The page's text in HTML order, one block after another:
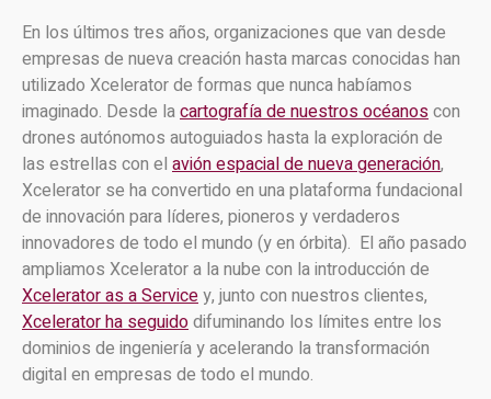
En los últimos tres años, organizaciones que van desde
empresas de nueva creación hasta marcas conocidas han
utilizado Xcelerator de formas que nunca habíamos
imaginado. Desde lacartografía de nuestros océanoscon
drones autónomos autoguiados hasta la exploración de
las estrellas con el avión espacial de nueva generación,
Xcelerator se ha convertido en una plataforma fundacional
de innovación para líderes, pioneros y verdaderos
innovadores de todo el mundo (y en órbita). El año pasado
ampliamos Xcelerator a la nube con la introducción de
Xcelerator as a Servicey, junto con nuestros clientes,
Xcelerator ha seguidodifuminando los límites entre los
dominios de ingeniería y acelerando la transformación
digital en empresas de todo el mundo.